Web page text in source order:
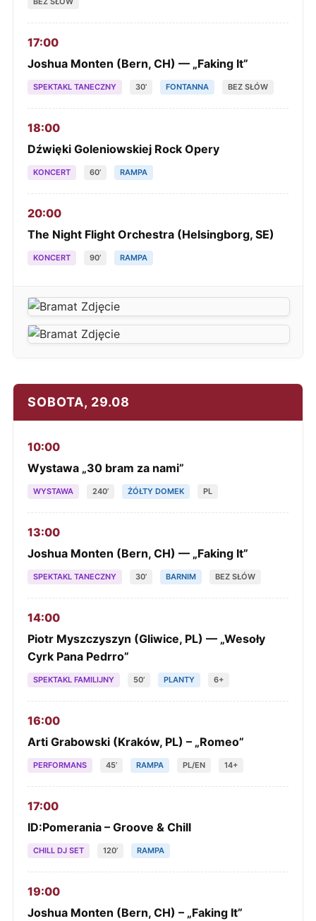
17:00
Joshua Monten (Bern, CH) — „Faking It”
SPEKTAKL TANECZNY 30’ FONTANNA BEZ SŁÓW
18:00
Dźwięki Goleniowskiej Rock Opery
KONCERT 60’ RAMPA
20:00
The Night Flight Orchestra (Helsingborg, SE)
KONCERT 90’ RAMPA
SOBOTA, 29.08
10:00
Wystawa „30 bram za nami”
WYSTAWA 240’ ŻÓŁTY DOMEK PL
13:00
Joshua Monten (Bern, CH) — „Faking It”
SPEKTAKL TANECZNY 30’ BARNIM BEZ SŁÓW
14:00
Piotr Myszczyszyn (Gliwice, PL) — „Wesoły
Cyrk Pana Pedrro”
SPEKTAKL FAMILIJNY 50’ PLANTY 6+
16:00
Arti Grabowski (Kraków, PL) – „Romeo”
PERFORMANS 45’ RAMPA PL/EN 14+
17:00
ID:Pomerania – Groove & Chill
CHILL DJ SET 120’ RAMPA
19:00
Joshua Monten (Bern, CH) – „Faking It”